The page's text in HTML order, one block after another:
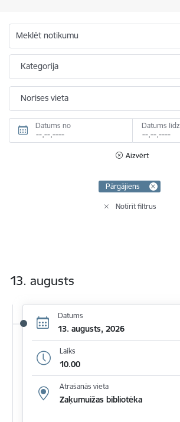
Meklēt notikumu
Kategorija
Norises vieta
Datums no Datums līdz
Aizvērt
Pārgājiens
Notīrīt filtrus
13. augusts
Datums
13. augusts, 2026
Laiks
10.00
Atrašanās vieta
Zaķumuižas bibliotēka